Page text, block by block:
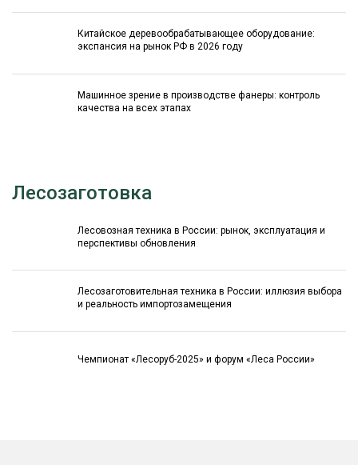
Китайское деревообрабатывающее оборудование:
экспансия на рынок РФ в 2026 году
Машинное зрение в производстве фанеры: контроль
качества на всех этапах
Лесозаготовка
Лесовозная техника в России: рынок, эксплуатация и
перспективы обновления
Лесозаготовительная техника в России: иллюзия выбора
и реальность импортозамещения
Чемпионат «Лесоруб-2025» и форум «Леса России»